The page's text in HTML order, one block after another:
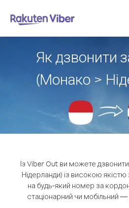
Як дзвонити
(Монако >
Із Viber Out ви можете
Нідерланди) із високою якістю
на будь-який номер за
стаціонарний чи мобільний —